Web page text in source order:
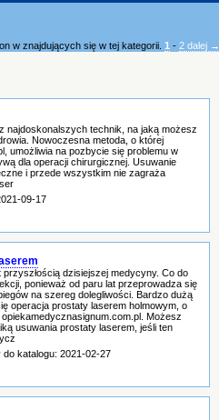
w znajdujących się w tej kategorii. 1 - 2 dalej →
najdoskonalszych technik, na jaką możesz
Nowoczesna metoda, o której
umożliwia na pozbycie się problemu w
dla operacji chirurgicznej. Usuwanie
i przede wszystkim nie zagraża
09-17
dzisiejszej medycyny. Co do
ponieważ od paru lat przeprowadza się
na szereg dolegliwości. Bardzo dużą
operacja prostaty laserem holmowym, o
Możesz
usuwania prostaty laserem, jeśli ten
do katalogu: 2021-02-27